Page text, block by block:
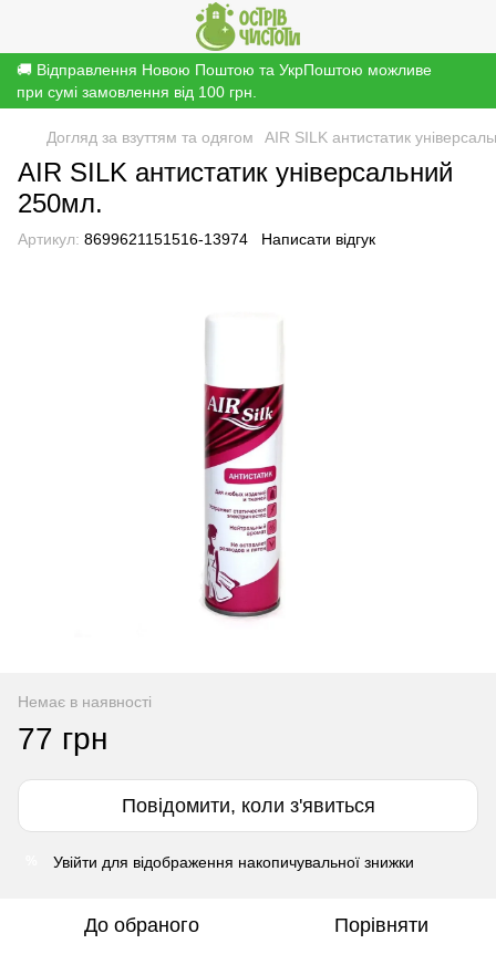
🚚 Відправлення Новою Поштою та УкрПоштою можливе
при сумі замовлення від 100 грн.
Догляд за взуттям та одягом AIR SILK антистатик
AIR SILK антистатик універсальний
250мл.
Артикул: 8699621151516-13974 Написати відгук
Немає в наявності
77 грн
Повідомити, коли з'явиться
Увійти для відображення накопичувальної знижки
До обраного Порівняти